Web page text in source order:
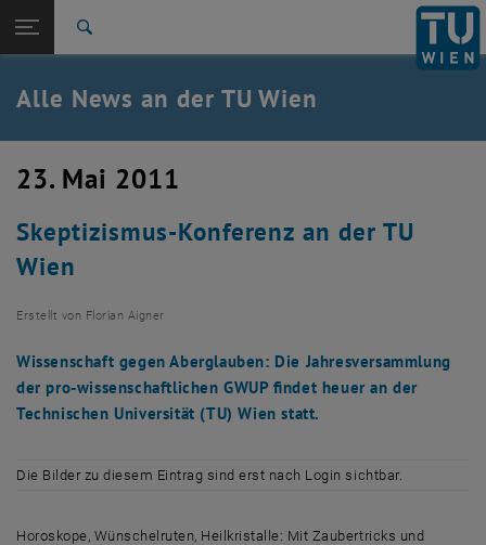
TU Login
Quicklinks
Quicklinks-Menü umschalten
Studium
Karriere
Zurück: Subseiten von TU Wien Startseite auflisten
Zurück zur letzten Ebene:
TU Wien Startseite
Übersicht
Alle News an der TU Wien
23. Mai 2011
Skeptizismus-Konferenz an der TU
Wien
Erstellt von Florian Aigner
Wissenschaft gegen Aberglauben: Die Jahresversammlung
der pro-wissenschaftlichen GWUP findet heuer an der
Technischen Universität (TU) Wien statt.
Die Bilder zu diesem Eintrag sind erst nach Login sichtbar.
Horoskope, Wünschelruten, Heilkristalle: Mit Zaubertricks und